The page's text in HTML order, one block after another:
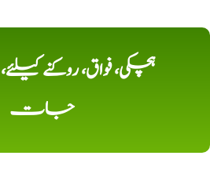
ہچکی، فواق، روکنے
جات